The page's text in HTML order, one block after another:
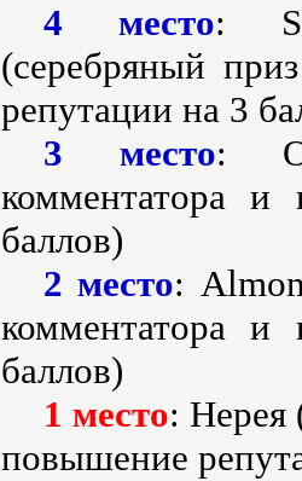
4 место:
(серебряный
репутации на 3
3 место:
комментатора
баллов)
2 место:
комментатора
баллов)
1 место: Нерея
повышение